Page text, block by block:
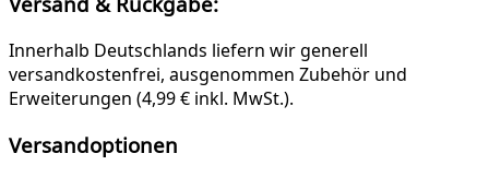
Innerhalb Deutschlands liefern wir generell
versandkostenfrei, ausgenommen Zubehör und
Erweiterungen (4,99 € inkl. MwSt.).
Versandoptionen